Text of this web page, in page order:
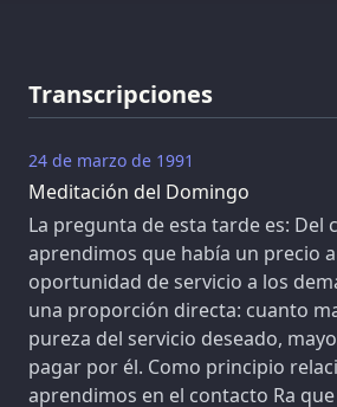
Transcripciones
24 de marzo de 1991
Meditación del Domingo
La pregunta de esta tarde es: Del
aprendimos que había un precio
oportunidad de servicio a los
una proporción directa: cuanto
pureza del servicio deseado,
pagar por él. Como principio
aprendimos en el contacto Ra